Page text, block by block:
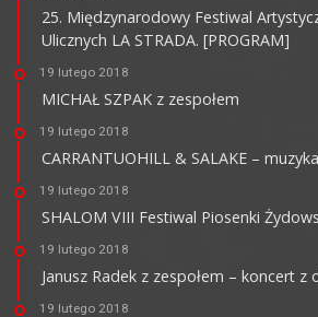
25. Międzynarodowy Festiwal
Ulicznych LA STRADA. [PROGRAM]
19 lutego 2018
MICHAŁ SZPAK z zespołem
19 lutego 2018
CARRANTUOHILL & SALAKE –
19 lutego 2018
SHALOM VIII Festiwal Piosenki
19 lutego 2018
Janusz Radek z zespołem – koncert
19 lutego 2018